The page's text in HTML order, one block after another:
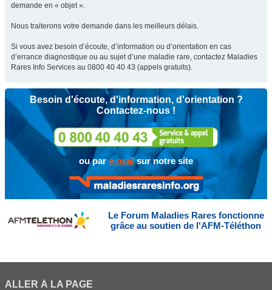
demande en « objet ».
Nous traiterons votre demande dans les meilleurs délais.
Si vous avez besoin d’écoute, d’information ou d’orientation en cas
d’errance diagnostique ou au sujet d’une maladie rare, contactez Maladies
Rares Info Services au 0800 40 40 43 (appels gratuits).
Besoin d'écoute, d'information, d'orientation ?
Contactez-nous !
ou pare-mailsur notre site
Le Forum Maladies Rares fonctionne
grâce au soutien de l'AFM-Téléthon
ALLER À LA PAGE